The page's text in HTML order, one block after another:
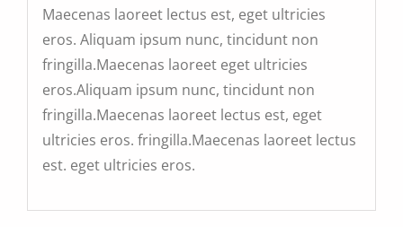
Maecenas laoreet lectus est, eget ultricies
eros. Aliquam ipsum nunc, tincidunt non
fringilla.Maecenas laoreet eget ultricies
eros.Aliquam ipsum nunc, tincidunt non
fringilla.Maecenas laoreet lectus est, eget
ultricies eros. fringilla.Maecenas laoreet lectus
est. eget ultricies eros.